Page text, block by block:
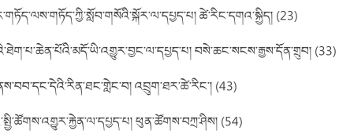
ཚེ་རིང་དགའ་སྐྱིད། (23)
བསེ་ཆང་སངས་རྒྱས་དོན་གྲུབ། (33)
འབྲུག་ཐར་ཚེ་རིང་། (43)
ཕུན་ཚོགས་བཀྲ་ཤིས། (54)